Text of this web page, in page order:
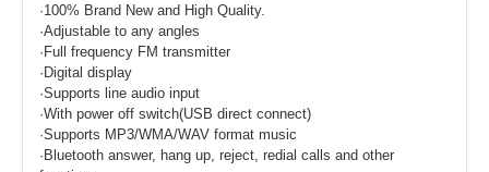
·100% Brand New and High Quality.
·Adjustable to any angles
·Full frequency FM transmitter
·Digital display
·Supports line audio input
·With power off switch(USB direct connect)
·Supports MP3/WMA/WAV format music
·Bluetooth answer, hang up, reject, redial calls and other